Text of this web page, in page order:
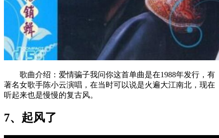
歌曲介绍：爱情骗子我问你这首单曲是在1988年发行，有
著名女歌手陈小云演唱，在当时可以说是火遍大江南北，现在
听起来也是慢慢的复古风。
7、起风了